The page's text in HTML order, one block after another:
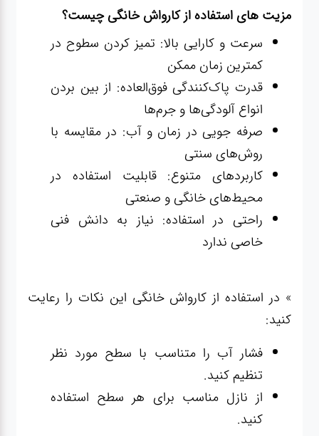
مزیت های استفاده از کارواش خانگی چیست؟
سرعت و کارایی بالا: تمیز کردن سطوح در
کمترین زمان ممکن
قدرت پاک‌کنندگی فوق‌العاده: از بین بردن
انواع آلودگی‌ها و جرم‌ها
صرفه جویی در زمان و آب: در مقایسه با
روش‌های سنتی
کاربردهای متنوع: قابلیت استفاده در
محیط‌های خانگی و صنعتی
راحتی در استفاده: نیاز به دانش فنی
خاصی ندارد
» در استفاده از کارواش خانگی این نکات را رعایت
کنید:
فشار آب را متناسب با سطح مورد نظر
تنظیم کنید.
از نازل مناسب برای هر سطح استفاده
کنید.